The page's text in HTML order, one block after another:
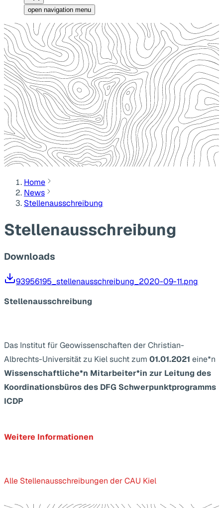
open navigation menu
Home
News
Stellenausschreibung
Stellenausschreibung
Downloads
93956195_stellenausschreibung_2020-09-11.png
Stellenausschreibung
Das Institut für Geowissenschaften der Christian-
Albrechts-Universität zu Kiel sucht zum 01.01.2021 eine*n
Wissenschaftliche*n Mitarbeiter*in zur Leitung des
Koordinationsbüros des DFG Schwerpunktprogramms
ICDP
Weitere Informationen
Alle Stellenausschreibungen der CAU Kiel